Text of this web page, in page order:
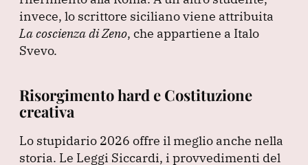
invece, lo scrittore siciliano viene attribuita
La coscienza di Zeno, che appartiene a Italo
Svevo.
Risorgimento hard e Costituzione
creativa
Lo stupidario 2026 offre il meglio anche nella
storia. Le Leggi Siccardi, i provvedimenti del